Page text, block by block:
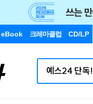
eBook 크레마클럽 CD/LP